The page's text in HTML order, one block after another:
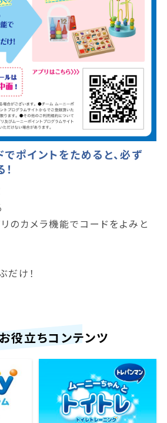
ポイントをためると、必ず
リのカメラ機能でコードをよみと
だけ！
役立ちコンテンツ